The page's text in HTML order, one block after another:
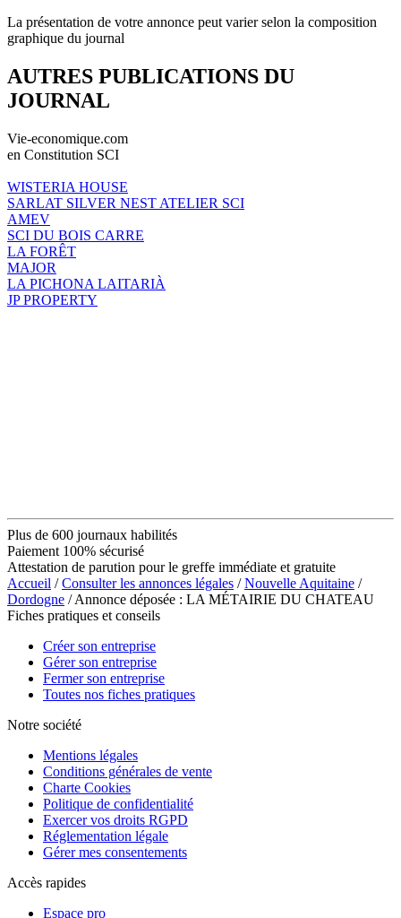
La présentation de votre annonce peut varier selon la composition
graphique du journal
AUTRES PUBLICATIONS DU
JOURNAL
Vie-economique.com
en Constitution SCI
WISTERIA HOUSE
SARLAT SILVER NEST ATELIER SCI
AMEV
SCI DU BOIS CARRE
LA FORÊT
MAJOR
LA PICHONA LAITARIÀ
JP PROPERTY
Plus de 600 journaux habilités
Paiement 100% sécurisé
Attestation de parution pour le greffe immédiate et gratuite
Accueil /Consulter les annonces légales /Nouvelle Aquitaine /
Dordogne / Annonce déposée : LA MÉTAIRIE DU CHATEAU
Fiches pratiques et conseils
Créer son entreprise
Gérer son entreprise
Fermer son entreprise
Toutes nos fiches pratiques
Notre société
Mentions légales
Conditions générales de vente
Charte Cookies
Politique de confidentialité
Exercer vos droits RGPD
Réglementation légale
Gérer mes consentements
Accès rapides
Espace pro